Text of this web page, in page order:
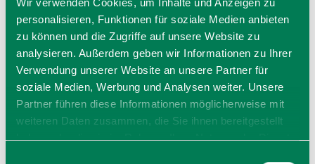
personalisieren, Funktionen für soziale Medien anbieten
zu können und die Zugriffe auf unsere Website zu
analysieren. Außerdem geben wir Informationen zu Ihrer
Verwendung unserer Website an unsere Partner für
soziale Medien, Werbung und Analysen weiter. Unsere
Partner führen diese Informationen möglicherweise mit
weiteren Daten zusammen, die Sie ihnen bereitgestellt
haben oder die sie im Rahmen Ihrer Nutzung der Dienste
BEWERTUNGEN